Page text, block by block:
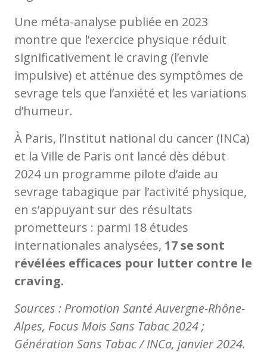
Une méta-analyse publiée en 2023
montre que l’exercice physique réduit
significativement le craving (l’envie
impulsive) et atténue des symptômes de
sevrage tels que l’anxiété et les variations
d’humeur.
À Paris, l’Institut national du cancer (INCa)
et la Ville de Paris ont lancé dès début
2024 un programme pilote d’aide au
sevrage tabagique par l’activité physique,
en s’appuyant sur des résultats
prometteurs : parmi 18 études
internationales analysées, 17 se sont
révélées efficaces pour lutter contre le
craving.
Sources : Promotion Santé Auvergne-Rhône-
Alpes, Focus Mois Sans Tabac 2024 ;
Génération Sans Tabac / INCa, janvier 2024.